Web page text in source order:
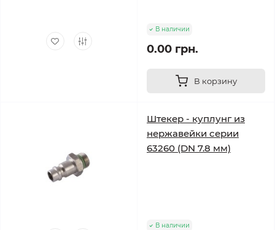
В наличии
0.00 грн.
В корзину
Штекер - куплунг из
нержавейки серии
63260 (DN 7.8 мм)
В наличии